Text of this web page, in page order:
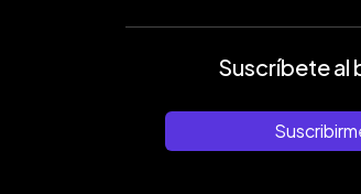
Suscríbete al